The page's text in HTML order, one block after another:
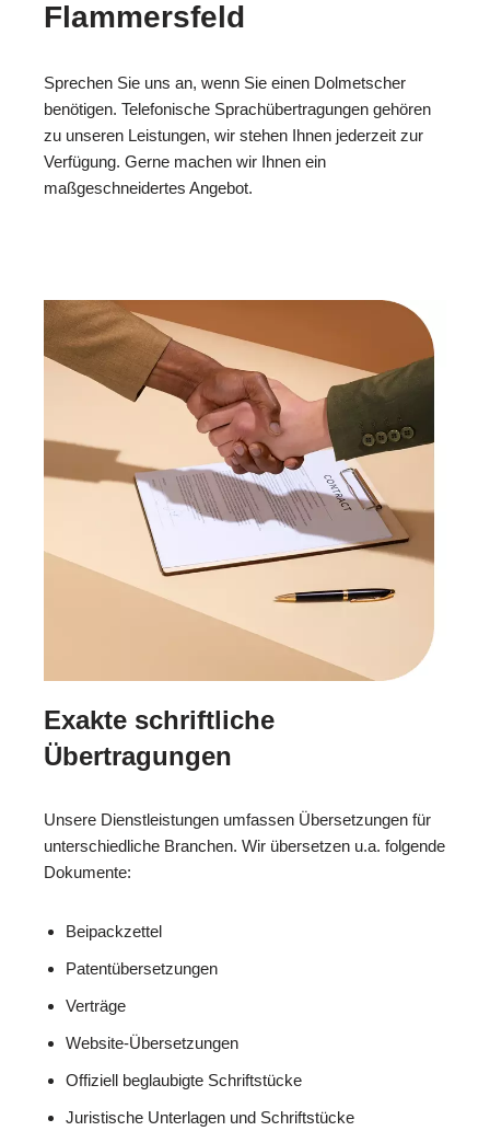
Flammersfeld
Sprechen Sie uns an, wenn Sie einen Dolmetscher
benötigen. Telefonische Sprachübertragungen gehören
zu unseren Leistungen, wir stehen Ihnen jederzeit zur
Verfügung. Gerne machen wir Ihnen ein
maßgeschneidertes Angebot.
Exakte schriftliche
Übertragungen
Unsere Dienstleistungen umfassen Übersetzungen für
unterschiedliche Branchen. Wir übersetzen u.a. folgende
Dokumente:
Beipackzettel
Patentübersetzungen
Verträge
Website-Übersetzungen
Offiziell beglaubigte Schriftstücke
Juristische Unterlagen und Schriftstücke